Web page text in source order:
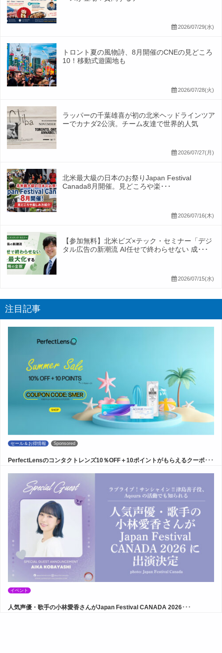
2026/07/29(水)
トロント夏の風物詩、8月開催のCNEの見どころ
10！移動式遊園地も
2026/07/28(火)
ラッパーの千葉雄喜が初の北米ヘッドラインツア
ーでカナダ2公演。チーム友達で世界的人気
2026/07/27(月)
北米最大級の日本のお祭りJapan Festival
Canada8月開催。見どころや楽･･･
2026/07/16(木)
【参加無料】北米ビズ×テック・セミナー「デジ
タル広告の新潮流 AI任せで終わらせない 成･･･
2026/07/15(水)
注目記事
セール＆お得情報 Sponsored
PerfectLensのコンタクトレンズ10％OFF＋10ポイントがもらえるクーポ･･･
イベント
人気声優・歌手の小林愛香さんがJapan Festival CANADA 2026･･･